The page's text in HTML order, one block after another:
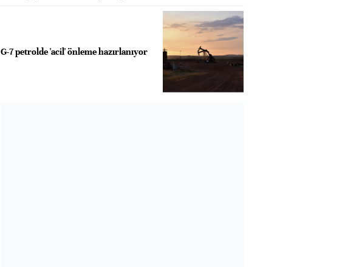
G-7 petrolde 'acil' önleme hazırlanıyor